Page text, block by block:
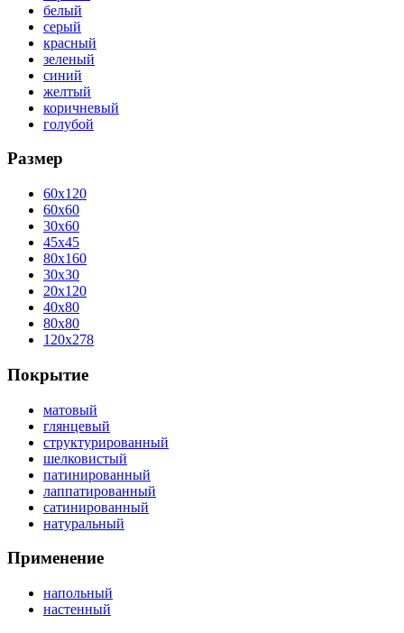
белый
серый
красный
зеленый
синий
желтый
коричневый
голубой
Размер
60x120
60x60
30x60
45x45
80x160
30x30
20x120
40x80
80x80
120x278
Покрытие
матовый
глянцевый
структурированный
шелковистый
патинированный
лаппатированный
сатинированный
натуральный
Применение
напольный
настенный